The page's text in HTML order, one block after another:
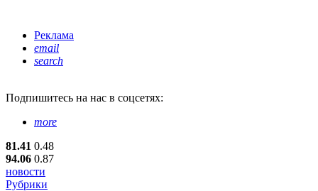
Реклама
email
search
Подпишитесь на нас в соцсетях:
more
81.41 0.48
94.06 0.87
новости
Рубрики